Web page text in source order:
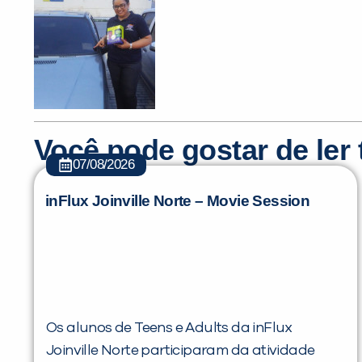
Você pode gostar de ler
07/08/2026
inFlux Joinville Norte – Movie Session
Os alunos de Teens e Adults da inFlux
Joinville Norte participaram da atividade